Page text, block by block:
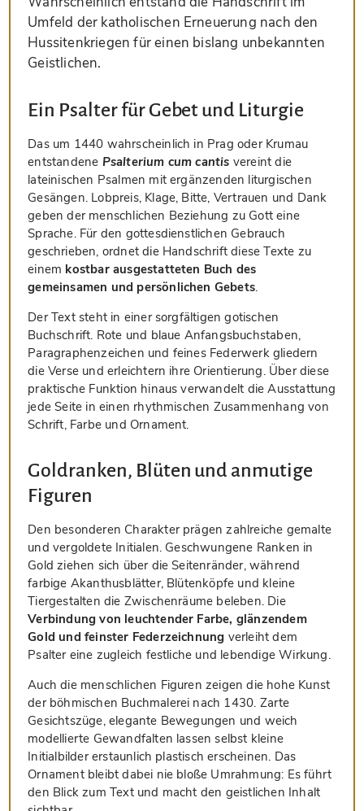
Umfeld der katholischen Erneuerung nach den
Hussitenkriegen für einen bislang unbekannten
Geistlichen.
Ein Psalter für Gebet und Liturgie
Das um 1440 wahrscheinlich in Prag oder Krumau
entstandene Psalterium cum cantis vereint die
lateinischen Psalmen mit ergänzenden liturgischen
Gesängen. Lobpreis, Klage, Bitte, Vertrauen und Dank
geben der menschlichen Beziehung zu Gott eine
Sprache. Für den gottesdienstlichen Gebrauch
geschrieben, ordnet die Handschrift diese Texte zu
einem kostbar ausgestatteten Buch des
gemeinsamen und persönlichen Gebets.
Der Text steht in einer sorgfältigen gotischen
Buchschrift. Rote und blaue Anfangsbuchstaben,
Paragraphenzeichen und feines Federwerk gliedern
die Verse und erleichtern ihre Orientierung. Über diese
praktische Funktion hinaus verwandelt die Ausstattung
jede Seite in einen rhythmischen Zusammenhang von
Schrift, Farbe und Ornament.
Goldranken, Blüten und anmutige
Figuren
Den besonderen Charakter prägen zahlreiche gemalte
und vergoldete Initialen. Geschwungene Ranken in
Gold ziehen sich über die Seitenränder, während
farbige Akanthusblätter, Blütenköpfe und kleine
Tiergestalten die Zwischenräume beleben. Die
Verbindung von leuchtender Farbe, glänzendem
Gold und feinster Federzeichnung verleiht dem
Psalter eine zugleich festliche und lebendige Wirkung.
Auch die menschlichen Figuren zeigen die hohe Kunst
der böhmischen Buchmalerei nach 1430. Zarte
Gesichtszüge, elegante Bewegungen und weich
modellierte Gewandfalten lassen selbst kleine
Initialbilder erstaunlich plastisch erscheinen. Das
Ornament bleibt dabei nie bloße Umrahmung: Es führt
den Blick zum Text und macht den geistlichen Inhalt